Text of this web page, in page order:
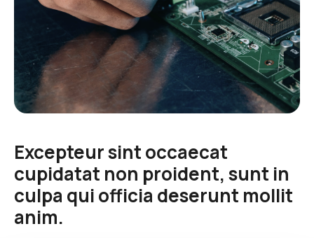
Excepteur sint occaecat
cupidatat non proident, sunt in
culpa qui officia deserunt mollit
anim.